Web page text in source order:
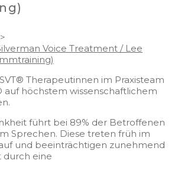
>
Voice Treatment / Lee
Therapeutinnen im Praxisteam
auf höchstem wissenschaftlichem
führt bei 89% der Betroffenen
Sprechen. Diese treten früh im
und beeinträchtigen zunehmend
durch eine